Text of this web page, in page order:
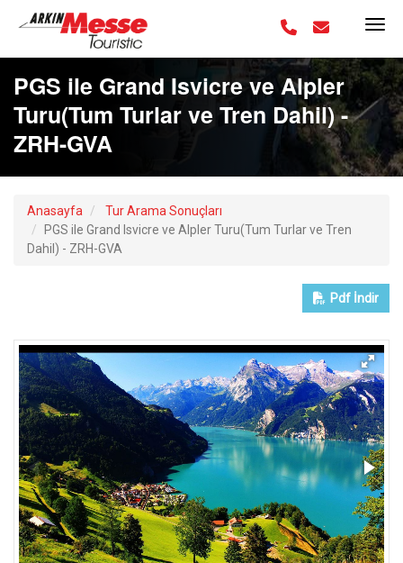
PGS ile Grand Isvicre ve Alpler
Turu(Tum Turlar ve Tren Dahil) -
ZRH-GVA
Anasayfa
Tur Arama Sonuçları
PGS ile Grand Isvicre ve Alpler Turu(Tum Turlar ve Tren
Dahil) - ZRH-GVA
Pdf İndir